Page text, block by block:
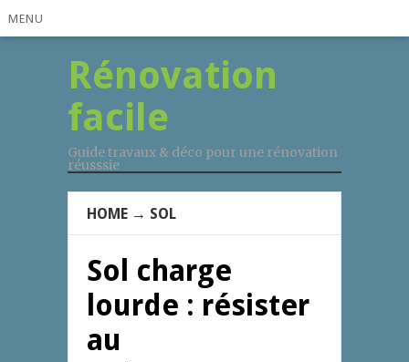
MENU
Rénovation
facile
Guide travaux & déco pour une rénovation
réusssie
HOME → SOL
Sol charge
lourde : résister
au